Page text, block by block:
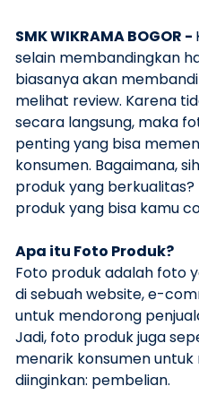
SMK WIKRAMA BOGOR -
selain membandingkan
biasanya akan
melihat review. Karena
secara langsung, maka
penting yang bisa
konsumen. Bagaimana,
produk yang
produk yang bisa kamu
Apa itu Foto Produk?
Foto produk adalah foto
di sebuah website, e-
untuk mendorong
Jadi, foto produk juga
menarik konsumen
diinginkan: pembelian.